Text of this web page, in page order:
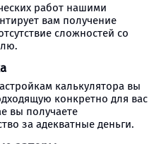
работ нашими
вам получение
сложностей со
калькулятора вы
конкретно для вас
вы получаете
за адекватные деньги.